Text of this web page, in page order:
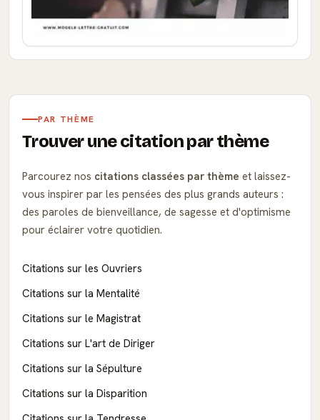
PAR THÈME
Trouver une citation par thème
Parcourez nos citations classées par thème et laissez-
vous inspirer par les pensées des plus grands auteurs :
des paroles de bienveillance, de sagesse et d'optimisme
pour éclairer votre quotidien.
Citations sur les Ouvriers
Citations sur la Mentalité
Citations sur le Magistrat
Citations sur L'art de Diriger
Citations sur la Sépulture
Citations sur la Disparition